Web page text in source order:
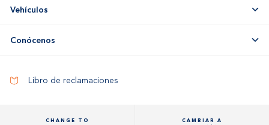
Vehículos
Conócenos
Libro de reclamaciones
CHANGE TO CAMBIAR A